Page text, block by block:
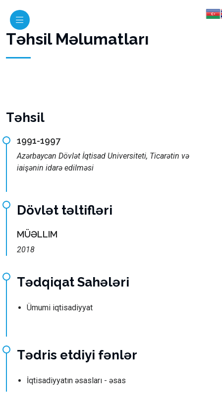
Təhsil Məlumatları
Təhsil
1991-1997
Azərbaycan Dövlət İqtisad Universiteti, Ticarətin və
iaişənin idarə edilməsi
Dövlət təltifləri
MÜƏLLIM
2018
Tədqiqat Sahələri
Ümumi iqtisadiyyat
Tədris etdiyi fənlər
İqtisadiyyatın əsasları - əsas